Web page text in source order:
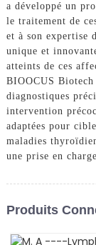
a développé un
le traitement de
et à son expertise
unique et
atteints de ces
BIOOCUS
diagnostiques
intervention
adaptées pour
maladies
une prise en
Produits